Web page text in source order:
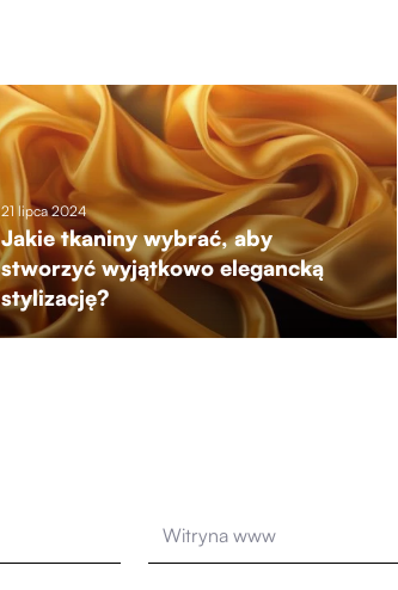
21 lipca 2024
Jakie tkaniny wybrać, aby
stworzyć wyjątkowo elegancką
stylizację?